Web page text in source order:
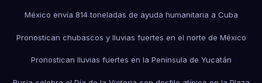
México envía 814 toneladas de ayuda humanitaria a Cuba
Pronostican chubascos y lluvias fuertes en el norte de México
Pronostican lluvias fuertes en la Península de Yucatán